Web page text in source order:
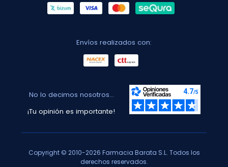
Envíos realizados con:
No lo decimos nosotros...
¡Tu opinión es importante!
Copyright © 2010-2026 Farmacia Barata S.L. Todos los
derechos reservados.